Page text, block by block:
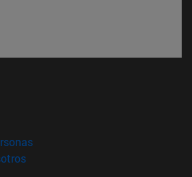
nueva ventana)
(abre en nueva ventana)
(abre en nueva ventana)